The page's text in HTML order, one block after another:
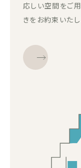
応しい空間をご
きをお約束いたし